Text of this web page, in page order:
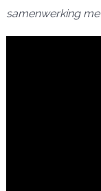
samenwerking